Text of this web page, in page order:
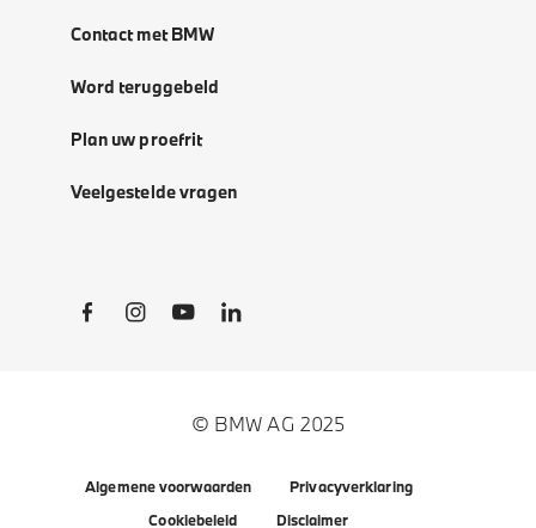
Contact met BMW
Word teruggebeld
Plan uw proefrit
Veelgestelde vragen
Social Links
© BMW AG 2025
Algemene voorwaarden
Privacyverklaring
Cookiebeleid
Disclaimer